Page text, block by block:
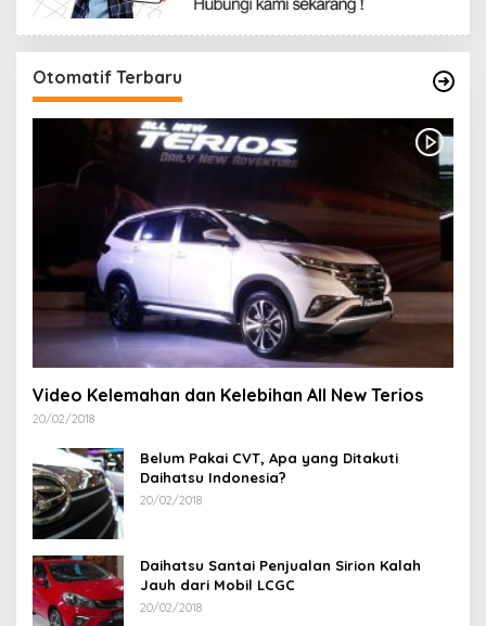
Otomatif Terbaru
Video Kelemahan dan Kelebihan All New Terios
20/02/2018
Belum Pakai CVT, Apa yang Ditakuti
Daihatsu Indonesia?
20/02/2018
Daihatsu Santai Penjualan Sirion Kalah
Jauh dari Mobil LCGC
20/02/2018